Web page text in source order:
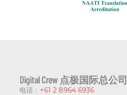
Digital Crew 点极国际总公司
电话： +61 2 8964 6936